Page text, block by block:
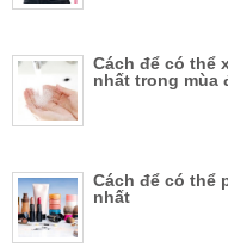
Cách để có thể
nhất trong mùa
Cách để có thể
nhất